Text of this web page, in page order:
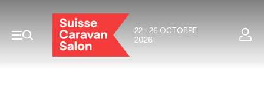
22 - 26 OCTOBRE
2026